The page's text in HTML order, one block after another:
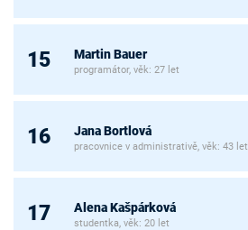
15 Martin Bauer
programátor, věk: 27 let
16 Jana Bortlová
pracovnice v administrativě, věk: 43 let
17 Alena Kašpárková
studentka, věk: 20 let